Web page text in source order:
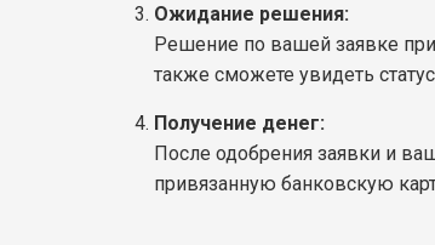
Ожидание решения:
Решение по вашей заявке
также сможете увидеть
Получение денег:
После одобрения заявки и
привязанную банковскую